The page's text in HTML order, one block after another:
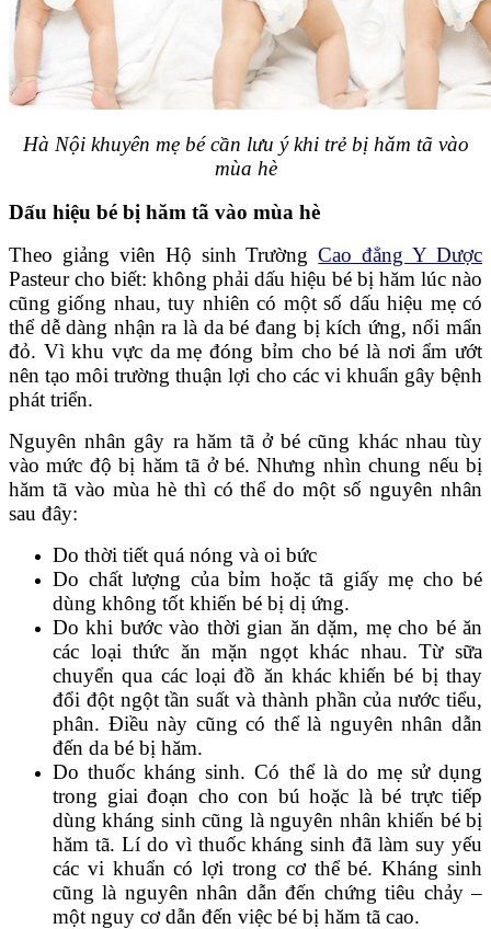
Hà Nội khuyên mẹ bé cần lưu ý khi trẻ bị hăm tã vào
mùa hè
Dấu hiệu bé bị hăm tã vào mùa hè
Theo giảng viên Hộ sinh TrườngCao đẳng Y Dược
Pasteur cho biết: không phải dấu hiệu bé bị hăm lúc nào
cũng giống nhau, tuy nhiên có một số dấu hiệu mẹ có
thể dễ dàng nhận ra là da bé đang bị kích ứng, nổi mẩn
đỏ. Vì khu vực da mẹ đóng bỉm cho bé là nơi ẩm ướt
nên tạo môi trường thuận lợi cho các vi khuẩn gây bệnh
phát triển.
Nguyên nhân gây ra hăm tã ở bé cũng khác nhau tùy
vào mức độ bị hăm tã ở bé. Nhưng nhìn chung nếu bị
hăm tã vào mùa hè thì có thể do một số nguyên nhân
sau đây:
Do thời tiết quá nóng và oi bức
Do chất lượng của bỉm hoặc tã giấy mẹ cho bé
dùng không tốt khiến bé bị dị ứng.
Do khi bước vào thời gian ăn dặm, mẹ cho bé ăn
các loại thức ăn mặn ngọt khác nhau. Từ sữa
chuyển qua các loại đồ ăn khác khiến bé bị thay
đổi đột ngột tần suất và thành phần của nước tiểu,
phân. Điều này cũng có thể là nguyên nhân dẫn
đến da bé bị hăm.
Do thuốc kháng sinh. Có thể là do mẹ sử dụng
trong giai đoạn cho con bú hoặc là bé trực tiếp
dùng kháng sinh cũng là nguyên nhân khiến bé bị
hăm tã. Lí do vì thuốc kháng sinh đã làm suy yếu
các vi khuẩn có lợi trong cơ thể bé. Kháng sinh
cũng là nguyên nhân dẫn đến chứng tiêu chảy –
một nguy cơ dẫn đến việc bé bị hăm tã cao.